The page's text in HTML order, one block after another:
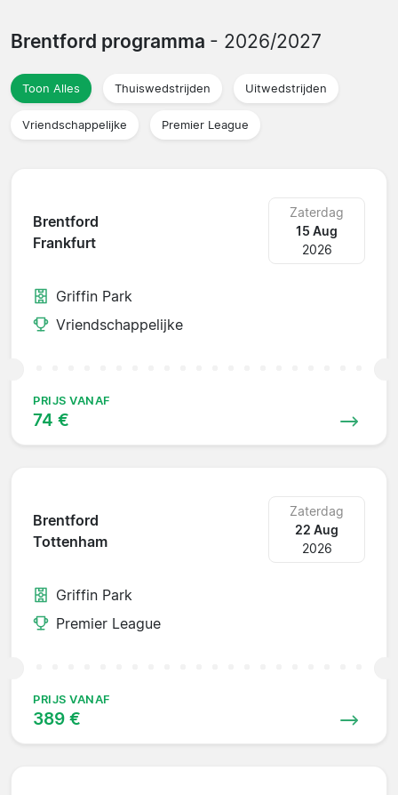
Brentford programma - 2026/2027
Toon Alles Thuiswedstrijden Uitwedstrijden
Vriendschappelijke Premier League
Brentford
Frankfurt
Zaterdag
15 Aug
2026
Griffin Park
Vriendschappelijke
PRIJS VANAF
74 €
Brentford
Tottenham
Zaterdag
22 Aug
2026
Griffin Park
Premier League
PRIJS VANAF
389 €